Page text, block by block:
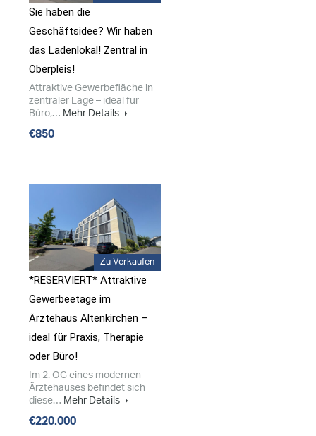
Sie haben die
Geschäftsidee? Wir haben
das Ladenlokal! Zentral in
Oberpleis!
Attraktive Gewerbefläche in
zentraler Lage – ideal für
Büro,… Mehr Details
€850
Zu Verkaufen
*RESERVIERT* Attraktive
Gewerbeetage im
Ärztehaus Altenkirchen –
ideal für Praxis, Therapie
oder Büro!
Im 2. OG eines modernen
Ärztehauses befindet sich
diese… Mehr Details
€220.000